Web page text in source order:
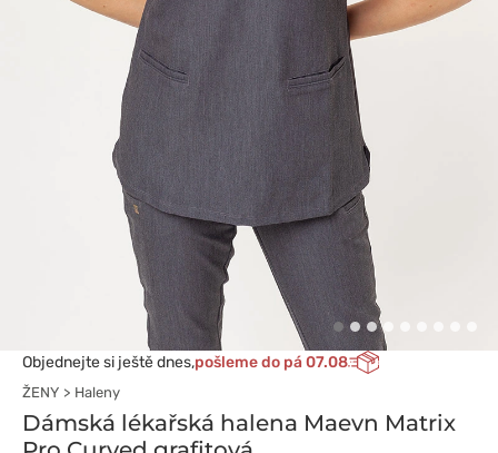
Objednejte si ještě dnes,pošleme do pá 07.08
ŽENY Haleny
Dámská lékařská halena Maevn Matrix